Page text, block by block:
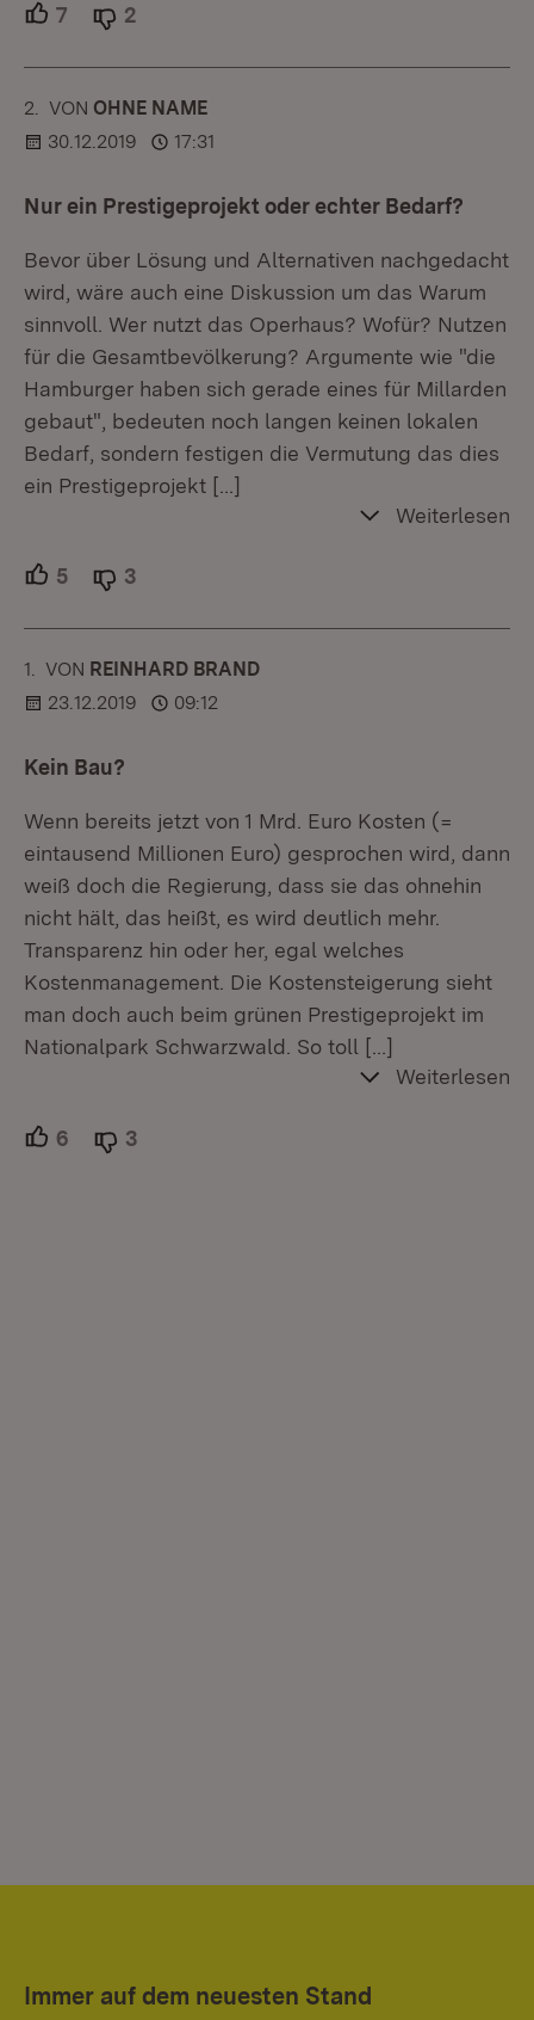
7 Unterstützer.
2
2. KOMMENTAR
VON :OHNE NAME
30.12.2019
17:31
Nur ein Prestigeprojekt oder echter Bedarf?
Bevor über Lösung und Alternativen nachgedacht
wird, wäre auch eine Diskussion um das Warum
sinnvoll. Wer nutzt das Operhaus? Wofür? Nutzen
für die Gesamtbevölkerung? Argumente wie "die
Hamburger haben sich gerade eines für Millarden
gebaut", bedeuten noch langen keinen lokalen
Bedarf, sondern festigen die Vermutung das dies
ein Prestigeprojekt […]
Weiterlesen
5 Unterstützer.
3
1. KOMMENTAR
VON :REINHARD BRAND
23.12.2019
09:12
Kein Bau?
Wenn bereits jetzt von 1 Mrd. Euro Kosten (=
eintausend Millionen Euro) gesprochen wird, dann
weiß doch die Regierung, dass sie das ohnehin
nicht hält, das heißt, es wird deutlich mehr.
Transparenz hin oder her, egal welches
Kostenmanagement. Die Kostensteigerung sieht
man doch auch beim grünen Prestigeprojekt im
Nationalpark Schwarzwald. So toll […]
Weiterlesen
6 Unterstützer.
3
Immer auf dem neuesten Stand